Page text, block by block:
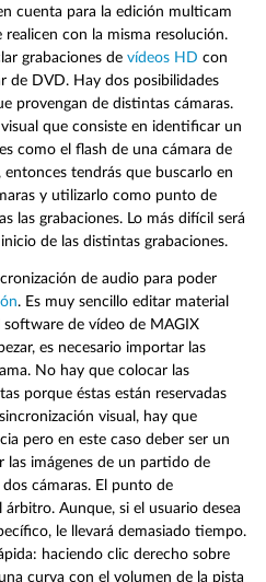
cuenta para la edición multicam
realicen con la misma resolución.
grabaciones de vídeos HD con
de DVD. Hay dos posibilidades
provengan de distintas cámaras.
que consiste en identificar un
como el flash de una cámara de
tendrás que buscarlo en
y utilizarlo como punto de
las grabaciones. Lo más difícil será
de las distintas grabaciones.
de audio para poder
. Es muy sencillo editar material
de vídeo de MAGIX
es necesario importar las
No hay que colocar las
porque éstas están reservadas
visual, hay que
pero en este caso deber ser un
las imágenes de un partido de
cámaras. El punto de
Aunque, si el usuario desea
le llevará demasiado tiempo.
haciendo clic derecho sobre
curva con el volumen de la pista